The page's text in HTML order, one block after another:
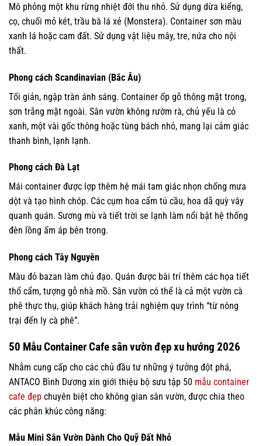
Mô phỏng một khu rừng nhiệt đới thu nhỏ. Sử dụng dừa kiểng,
cọ, chuối mỏ két, trầu bà lá xẻ (Monstera). Container sơn màu
xanh lá hoặc cam đất. Sử dụng vật liệu mây, tre, nứa cho nội
thất.
Phong cách Scandinavian (Bắc Âu)
Tối giản, ngập tràn ánh sáng. Container ốp gỗ thông mặt trong,
sơn trắng mặt ngoài. Sân vườn không rườm rà, chủ yếu là cỏ
xanh, một vài gốc thông hoặc tùng bách nhỏ, mang lại cảm giác
thanh bình, lạnh lạnh.
Phong cách Đà Lạt
Mái container được lợp thêm hệ mái tam giác nhọn chống mưa
dột và tạo hình chóp. Các cụm hoa cẩm tú cầu, hoa dã quỳ vây
quanh quán. Sương mù và tiết trời se lạnh làm nổi bật hệ thống
đèn lồng ấm áp bên trong.
Phong cách Tây Nguyên
Màu đỏ bazan làm chủ đạo. Quán được bài trí thêm các họa tiết
thổ cẩm, tượng gỗ nhà mồ. Sân vườn có thể là cả một vườn cà
phê thực thụ, giúp khách hàng trải nghiệm quy trình “từ nông
trại đến ly cà phê”.
50 Mẫu Container Cafe sân vườn đẹp xu hướng 2026
Nhằm cung cấp cho các chủ đầu tư những ý tưởng đột phá,
ANTACO Bình Dương xin giới thiệu bộ sưu tập 50 mẫu container
cafe đẹp chuyên biệt cho không gian sân vườn, được chia theo
các phân khúc công năng:
Mẫu Mini Sân Vườn Dành Cho Quỹ Đất Nhỏ